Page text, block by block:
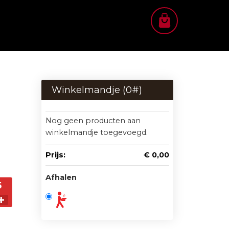
Winkelmandje (0#)
Nog geen producten aan
winkelmandje toegevoegd.
Prijs: € 0,00
Afhalen